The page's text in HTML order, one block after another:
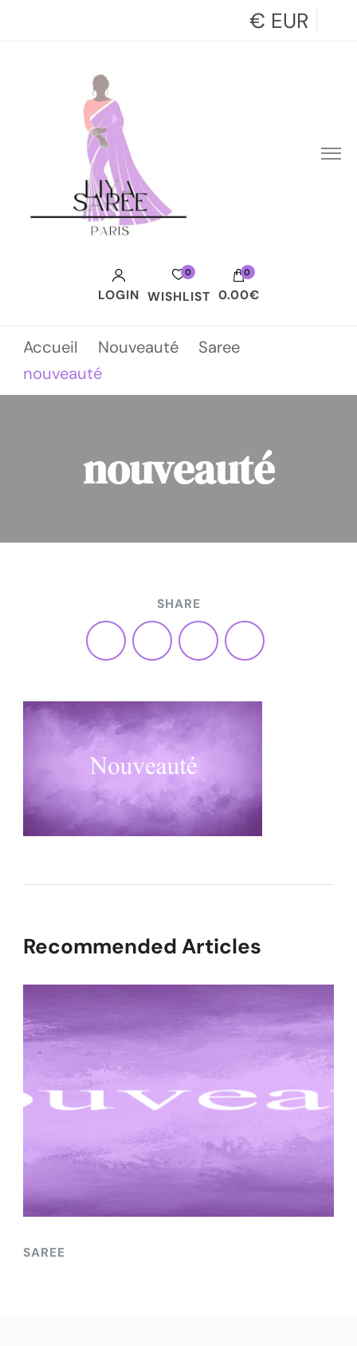
€ EUR
LOGIN
0
WISHLIST
0
0.00€
Votre panier est vide.
Accueil Nouveauté
Saree
nouveauté
nouveauté
SHARE
Recommended Articles
SAREE